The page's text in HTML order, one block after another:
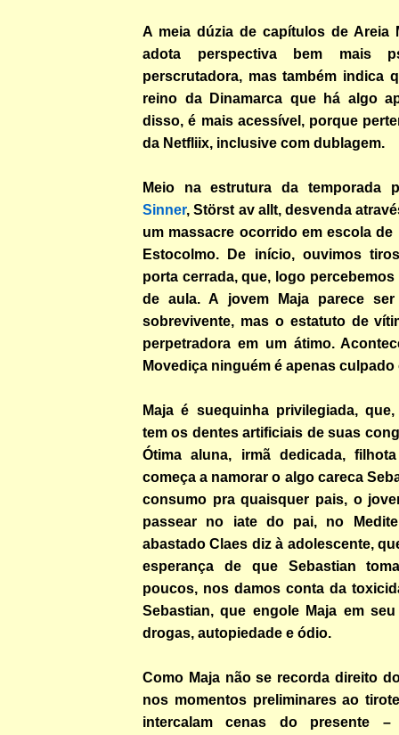
A meia dúzia de capítulos de Areia
adota perspectiva bem mais
perscrutadora, mas também indica
reino da Dinamarca que há algo
disso, é mais acessível, porque
da Netfliix, inclusive com dublagem.
Meio na estrutura da temporada
Sinner, Störst av allt, desvenda
um massacre ocorrido em escola de
Estocolmo. De início, ouvimos
porta cerrada, que, logo percebemos
de aula. A jovem Maja parece
sobrevivente, mas o estatuto de
perpetradora em um átimo.
Movediça ninguém é apenas
Maja é suequinha privilegiada,
tem os dentes artificiais de suas
Ótima aluna, irmã dedicada,
começa a namorar o algo careca
consumo pra quaisquer pais, o
passear no iate do pai, no
abastado Claes diz à adolescente,
esperança de que Sebastian
poucos, nos damos conta da
Sebastian, que engole Maja em
drogas, autopiedade e ódio.
Como Maja não se recorda direito
nos momentos preliminares ao
intercalam cenas do presente –